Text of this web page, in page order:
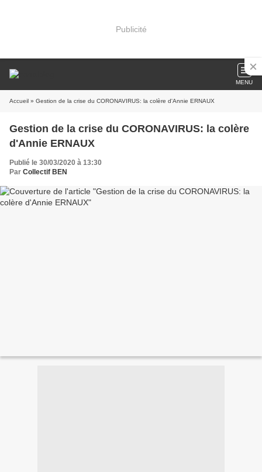
Publicité
MENU
Accueil » Gestion de la crise du CORONAVIRUS: la colère d'Annie ERNAUX
Gestion de la crise du CORONAVIRUS: la colère
d'Annie ERNAUX
Publié le 30/03/2020 à 13:30
Par Collectif BEN